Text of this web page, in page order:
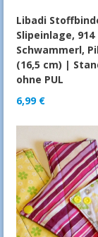
Libadi
Slipeinlage, 914
Schwammerl,
(16,5 cm) |
ohne PUL
6,99 €